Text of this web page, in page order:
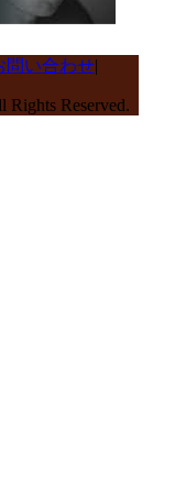
問い合わせ|
Reserved.